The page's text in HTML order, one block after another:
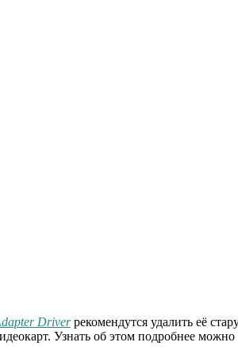
Driverрекомендутся удалить её
Узнать об этом подробнее можно